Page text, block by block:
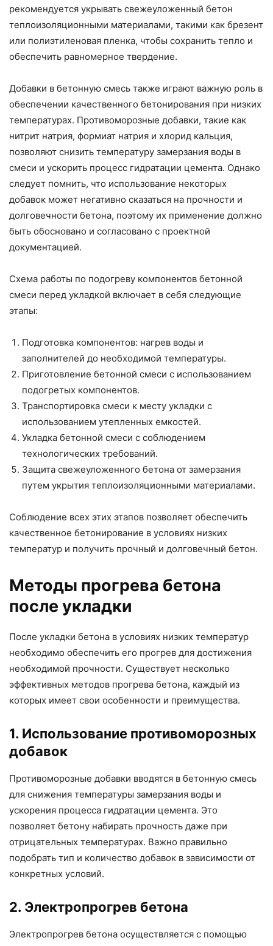
рекомендуется укрывать свежеуложенный бетон
теплоизоляционными материалами, такими как брезент
или полиэтиленовая пленка, чтобы сохранить тепло и
обеспечить равномерное твердение.
Добавки в бетонную смесь также играют важную роль в
обеспечении качественного бетонирования при низких
температурах. Противоморозные добавки, такие как
нитрит натрия, формиат натрия и хлорид кальция,
позволяют снизить температуру замерзания воды в
смеси и ускорить процесс гидратации цемента. Однако
следует помнить, что использование некоторых
добавок может негативно сказаться на прочности и
долговечности бетона, поэтому их применение должно
быть обосновано и согласовано с проектной
документацией.
Схема работы по подогреву компонентов бетонной
смеси перед укладкой включает в себя следующие
этапы:
Подготовка компонентов: нагрев воды и
заполнителей до необходимой температуры.
Приготовление бетонной смеси с использованием
подогретых компонентов.
Транспортировка смеси к месту укладки с
использованием утепленных емкостей.
Укладка бетонной смеси с соблюдением
технологических требований.
Защита свежеуложенного бетона от замерзания
путем укрытия теплоизоляционными материалами.
Соблюдение всех этих этапов позволяет обеспечить
качественное бетонирование в условиях низких
температур и получить прочный и долговечный бетон.
Методы прогрева бетона
после укладки
После укладки бетона в условиях низких температур
необходимо обеспечить его прогрев для достижения
необходимой прочности. Существует несколько
эффективных методов прогрева бетона, каждый из
которых имеет свои особенности и преимущества.
1. Использование противоморозных
добавок
Противоморозные добавки вводятся в бетонную смесь
для снижения температуры замерзания воды и
ускорения процесса гидратации цемента. Это
позволяет бетону набирать прочность даже при
отрицательных температурах. Важно правильно
подобрать тип и количество добавок в зависимости от
конкретных условий.
2. Электропрогрев бетона
Электропрогрев бетона осуществляется с помощью